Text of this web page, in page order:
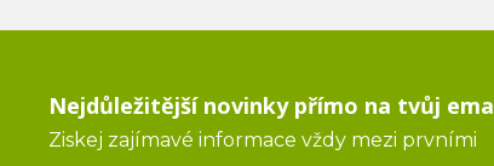
Nejdůležitější novinky přímo na tvůj
Ziskej zajímavé informace vždy mezi prvními